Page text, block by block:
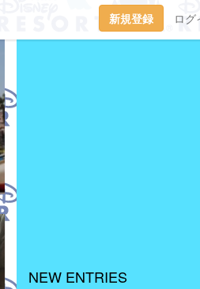
新規登録 ログ
NEW ENTRIES